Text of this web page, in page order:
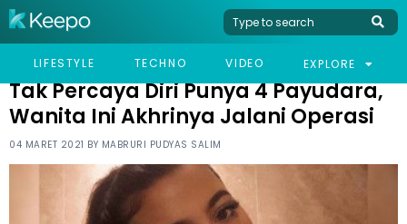
LIFESTYLE TECHNO VIDEO EXPLORE
HOME VIRAL
TAK PERCAYA DIRI PUNYA 4 PAYUDARA, WANITA INI AKHRINYA
Tak Percaya Diri Punya 4 Payudara,
Wanita Ini Akhrinya Jalani Operasi
04 MARET 2021 BY MABRURI PUDYAS SALIM